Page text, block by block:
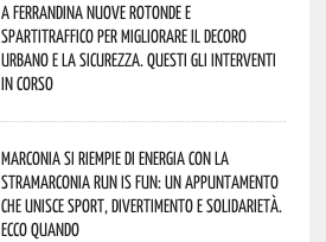
A Ferrandina nuove rotonde e
spartitraffico per migliorare il decoro
urbano e la sicurezza. Questi gli interventi
in corso
Marconia si riempie di energia con la
StraMarconia Run is Fun: un appuntamento
che unisce sport, divertimento e solidarietà.
Ecco quando